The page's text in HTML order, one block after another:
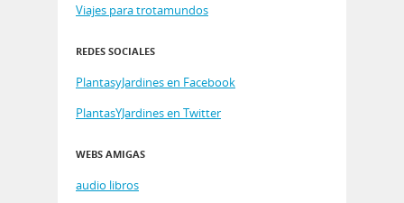
Viajes para trotamundos
REDES SOCIALES
PlantasyJardines en Facebook
PlantasYJardines en Twitter
WEBS AMIGAS
audio libros